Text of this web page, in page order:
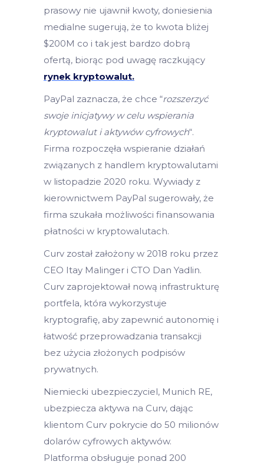
prasowy nie ujawnił kwoty, doniesienia
medialne sugerują, że to kwota bliżej
$200M co i tak jest bardzo dobrą
ofertą, biorąc pod uwagę raczkujący
rynek kryptowalut.
PayPal zaznacza, że chce “rozszerzyć
swoje inicjatywy w celu wspierania
kryptowalut i aktywów cyfrowych“.
Firma rozpoczęła wspieranie działań
związanych z handlem kryptowalutami
w listopadzie 2020 roku. Wywiady z
kierownictwem PayPal sugerowały, że
firma szukała możliwości finansowania
płatności w kryptowalutach.
Curv został założony w 2018 roku przez
CEO Itay Malinger i CTO Dan Yadlin.
Curv zaprojektował nową infrastrukturę
portfela, która wykorzystuje
kryptografię, aby zapewnić autonomię i
łatwość przeprowadzania transakcji
bez użycia złożonych podpisów
prywatnych.
Niemiecki ubezpieczyciel, Munich RE,
ubezpiecza aktywa na Curv, dając
klientom Curv pokrycie do 50 milionów
dolarów cyfrowych aktywów.
Platforma obsługuje ponad 200